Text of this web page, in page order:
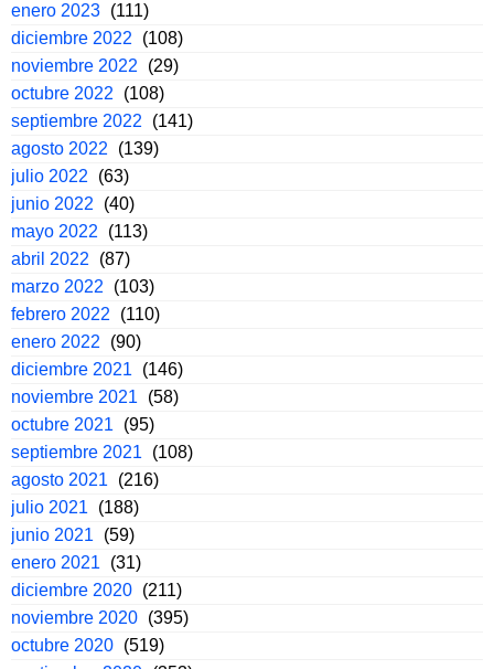
enero 2023 (111)
diciembre 2022
(108)
noviembre 2022
(29)
octubre 2022
(108)
septiembre 2022
(141)
agosto 2022
(139)
julio 2022
(63)
junio 2022
(40)
mayo 2022
(113)
abril 2022
(87)
marzo 2022
(103)
febrero 2022
(110)
enero 2022
(90)
diciembre 2021
(146)
noviembre 2021
(58)
octubre 2021
(95)
septiembre 2021
(108)
agosto 2021
(216)
julio 2021
(188)
junio 2021
(59)
enero 2021
(31)
diciembre 2020 (211)
noviembre 2020 (395)
octubre 2020 (519)